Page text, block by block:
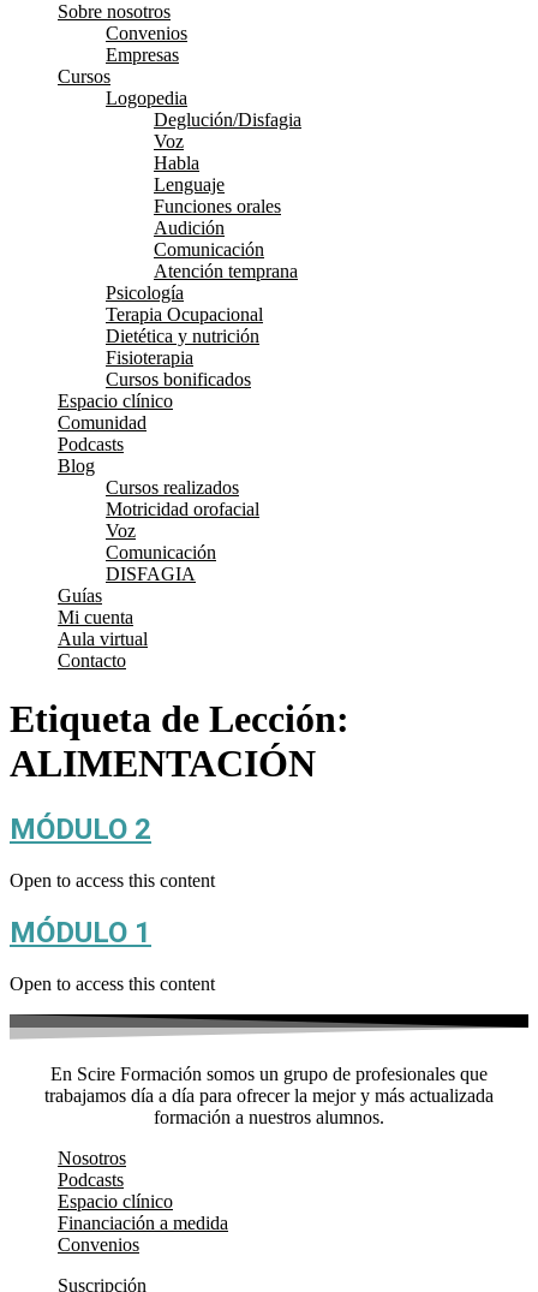
Sobre nosotros
Convenios
Empresas
Cursos
Logopedia
Deglución/Disfagia
Voz
Habla
Lenguaje
Funciones orales
Audición
Comunicación
Atención temprana
Psicología
Terapia Ocupacional
Dietética y nutrición
Fisioterapia
Cursos bonificados
Espacio clínico
Comunidad
Podcasts
Blog
Cursos realizados
Motricidad orofacial
Voz
Comunicación
DISFAGIA
Guías
Mi cuenta
Aula virtual
Contacto
Etiqueta de Lección:
ALIMENTACIÓN
MÓDULO 2
Open to access this content
MÓDULO 1
Open to access this content
En Scire Formación somos un grupo de profesionales que
trabajamos día a día para ofrecer la mejor y más actualizada
formación a nuestros alumnos.
Nosotros
Podcasts
Espacio clínico
Financiación a medida
Convenios
Suscripción